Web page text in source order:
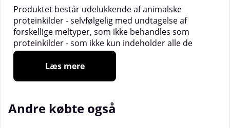
Produktet består udelukkende af animalske
proteinkilder - selvfølgelig med undtagelse af
forskellige meltyper, som ikke behandles som
proteinkilder - som ikke kun indeholder alle de
essentielle aminosyrer, men også har et forhold
mellem essentielle aminosyrer, der er perfekt
tilpasset menneskets behov. Proteinet i Jumbo
Produktet indeholder også 3 gram kreatin pr.
Læs mere
Andre købte også